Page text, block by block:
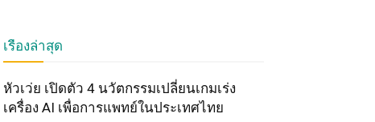
เรื่องล่าสุด
หัวเว่ย เปิดตัว 4 นวัตกรรมเปลี่ยนเกมเร่ง
เครื่อง AI เพื่อการแพทย์ในประเทศไทย